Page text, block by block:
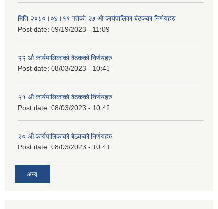
मिति २०८०।०४।१९ गतेको २७ ‌‍‌ओेै कार्यपालिका बैठकका निर्णयहरु
Post date: 09/19/2023 - 11:09
२‍२ औ कार्यपालिकाको बैठकको निर्णयहरु
Post date: 08/03/2023 - 10:43
२‍१ औ कार्यपालिकाको बैठकको निर्णयहरु
Post date: 08/03/2023 - 10:42
२‍० औ कार्यपालिकाको बैठकको निर्णयहरु
Post date: 08/03/2023 - 10:41
अन्य